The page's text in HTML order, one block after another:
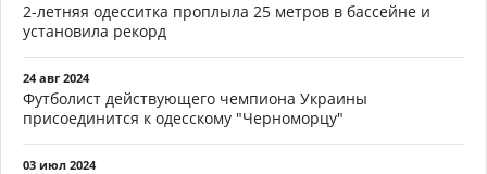
2-летняя одесситка проплыла 25 метров в бассейне и
установила рекорд
24 авг 2024
Футболист действующего чемпиона Украины
присоединится к одесскому "Черноморцу"
03 июл 2024